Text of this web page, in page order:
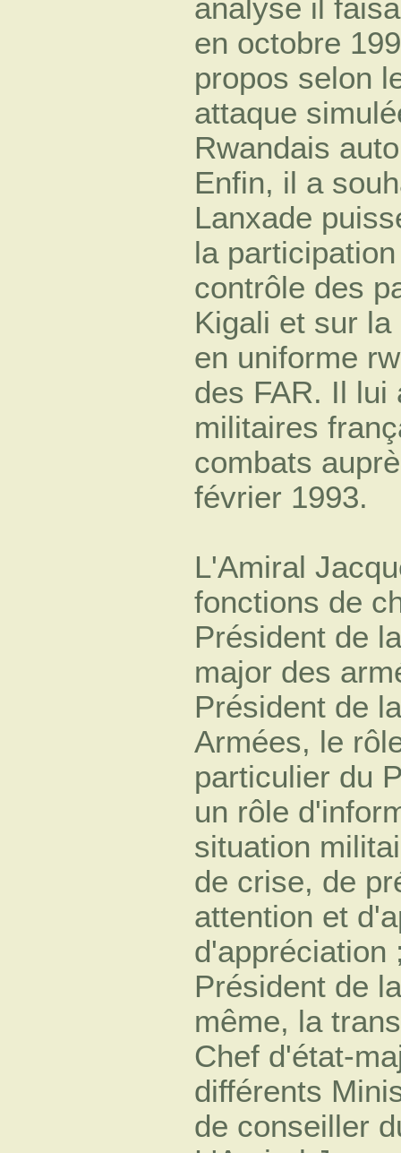
analyse il
en octobre
propos selon
attaque
Rwandais
Enfin, il a
Lanxade
la
contrôle des
Kigali et sur
en uniforme
des FAR. Il lui
militaires
combats
février 1993.
L'Amiral
fonctions de
Président de
major des
Président de
Armées, le
particulier du
un rôle
situation
de crise, de
attention et
d'appréciation
Président de
même, la
Chef d'état-
différents
de conseiller